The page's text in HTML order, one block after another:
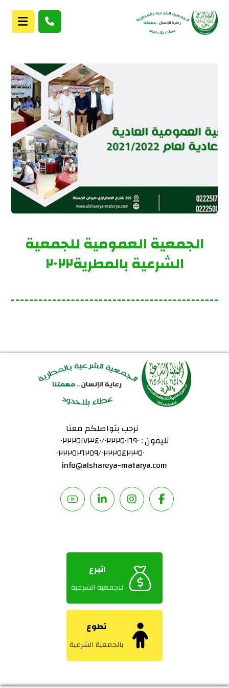
الجمعية العمومية للجمعية
الشرعية بالمطرية٢٠٢٢
نرحب بتواصلكم معنا
تليفون : ٠٢٢٢٥١٧٣٤٠/٠٢٢٢٥٠١٦٩٠
info@alshareya-matarya.com
اتبرع
للجمعية الشرعية
تطوع
بالجمعية الشرعية